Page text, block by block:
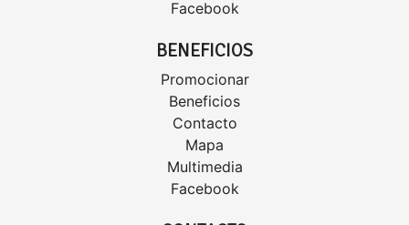
Facebook
BENEFICIOS
Promocionar
Beneficios
Contacto
Mapa
Multimedia
Facebook